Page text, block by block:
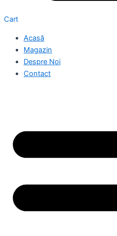
Cart
Acasă
Magazin
Despre Noi
Contact